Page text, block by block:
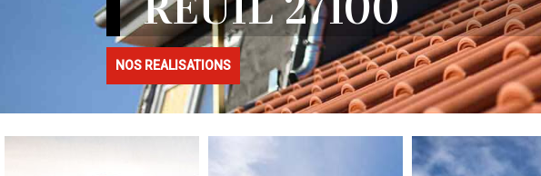
NOS REALISATIONS